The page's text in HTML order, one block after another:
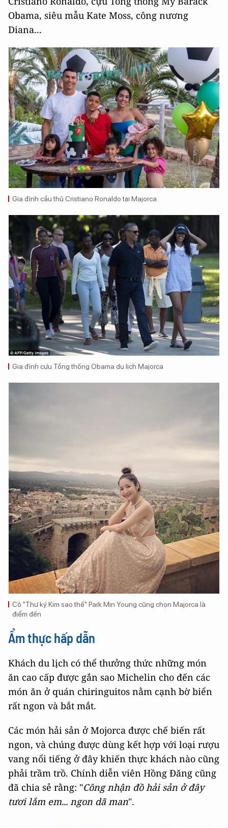
Obama, siêu mẫu Kate Moss, công nương
Diana...
Gia đình cầu thủ Cristiano Ronaldo tại Majorca
Gia đình cựu Tổng thống Obama du lịch Majorca
Cô "Thư ký Kim sao thế" Park Min Young cũng chọn Majorca là
điểm đến
Ẩm thực hấp dẫn
Khách du lịch có thể thưởng thức những món
ăn cao cấp được gắn sao Michelin cho đến các
món ăn ở quán chiringuitos nằm cạnh bờ biển
rất ngon và bắt mắt.
Các món hải sản ở Mojorca được chế biến rất
ngon, và chúng được dùng kết hợp với loại rượu
vang nổi tiếng ở đây khiến thực khách nào cũng
phải trầm trồ. Chính diễn viên Hồng Đăng cũng
đã chia sẻ rằng: "Công nhận đồ hải sản ở đây
tươi lắm em... ngon dã man".